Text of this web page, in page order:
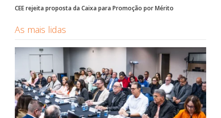
CEE rejeita proposta da Caixa para Promoção por Mérito
As mais lidas